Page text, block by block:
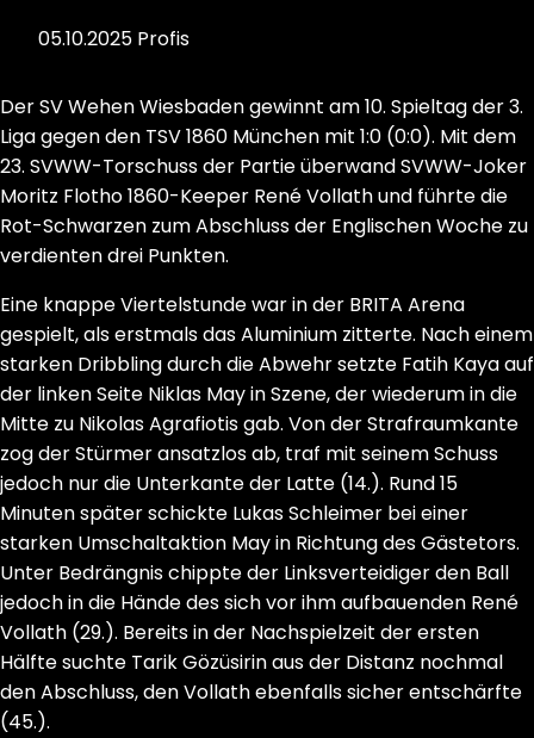
05.10.2025 Profis
Der SV Wehen Wiesbaden gewinnt am 10. Spieltag der 3.
Liga gegen den TSV 1860 München mit 1:0 (0:0). Mit dem
23. SVWW-Torschuss der Partie überwand SVWW-Joker
Moritz Flotho 1860-Keeper René Vollath und führte die
Rot-Schwarzen zum Abschluss der Englischen Woche zu
verdienten drei Punkten.
Eine knappe Viertelstunde war in der BRITA Arena
gespielt, als erstmals das Aluminium zitterte. Nach einem
starken Dribbling durch die Abwehr setzte Fatih Kaya auf
der linken Seite Niklas May in Szene, der wiederum in die
Mitte zu Nikolas Agrafiotis gab. Von der Strafraumkante
zog der Stürmer ansatzlos ab, traf mit seinem Schuss
jedoch nur die Unterkante der Latte (14.). Rund 15
Minuten später schickte Lukas Schleimer bei einer
starken Umschaltaktion May in Richtung des Gästetors.
Unter Bedrängnis chippte der Linksverteidiger den Ball
jedoch in die Hände des sich vor ihm aufbauenden René
Vollath (29.). Bereits in der Nachspielzeit der ersten
Hälfte suchte Tarik Gözüsirin aus der Distanz nochmal
den Abschluss, den Vollath ebenfalls sicher entschärfte
(45.).